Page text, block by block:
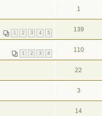
1
1 2 3 4 5 139
1 2 3 4 110
22
3
14